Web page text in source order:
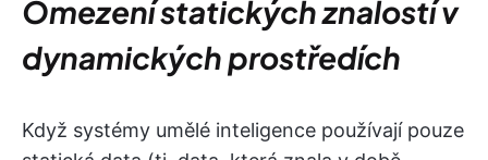
Omezení statických znalostí v
dynamických prostředích
Když systémy umělé inteligence používají pouze